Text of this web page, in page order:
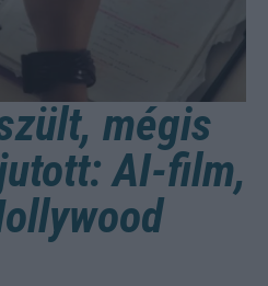
mégis
AI-film,